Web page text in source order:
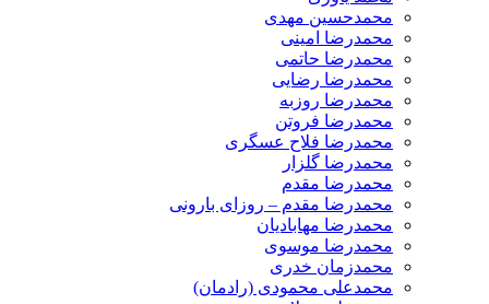
محمدحسین مهدی
محمدرضا امینی
محمدرضا حاتمی
محمدرضا رضایی
محمدرضا روزبه
محمدرضا فروتن
محمدرضا فلاح عسگری
محمدرضا گلزار
محمدرضا مقدم
محمدرضا مقدم – روزای بارونی
محمدرضا مهابادیان
محمدرضا موسوی
محمدزمان خدری
محمدعلی محمودی (رادمان)